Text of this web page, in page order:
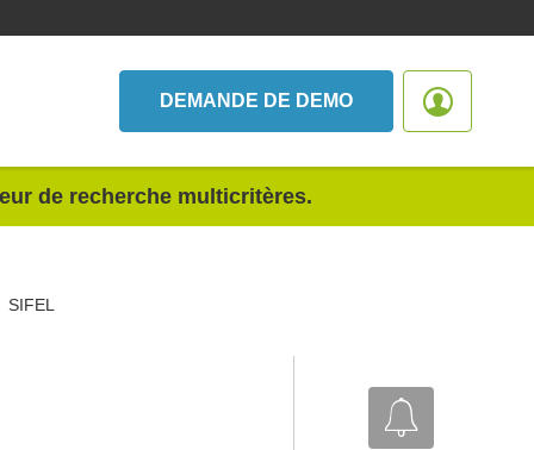
DEMANDE DE DEMO
de recherche multicritères.
SIFEL